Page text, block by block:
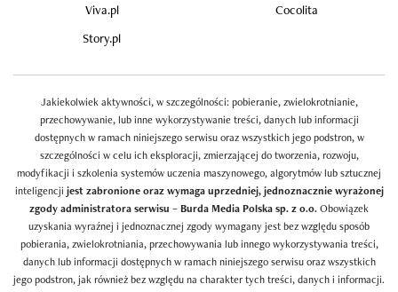
Viva.pl
Cocolita
Story.pl
Jakiekolwiek aktywności, w szczególności: pobieranie, zwielokrotnianie,
przechowywanie, lub inne wykorzystywanie treści, danych lub informacji
dostępnych w ramach niniejszego serwisu oraz wszystkich jego podstron, w
szczególności w celu ich eksploracji, zmierzającej do tworzenia, rozwoju,
modyfikacji i szkolenia systemów uczenia maszynowego, algorytmów lub sztucznej
inteligencji jest zabronione oraz wymaga uprzedniej, jednoznacznie wyrażonej
zgody administratora serwisu – Burda Media Polska sp. z o.o.Obowiązek
uzyskania wyraźnej i jednoznacznej zgody wymagany jest bez względu sposób
pobierania, zwielokrotniania, przechowywania lub innego wykorzystywania treści,
danych lub informacji dostępnych w ramach niniejszego serwisu oraz wszystkich
jego podstron, jak również bez względu na charakter tych treści, danych i informacji.